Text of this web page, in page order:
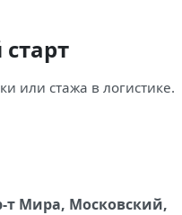
или стажа в логистике.
т Мира, Московский,